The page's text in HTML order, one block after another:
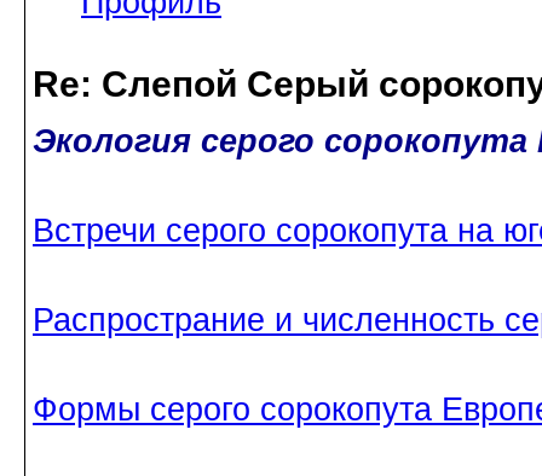
Re: Слепой Серый
Экология серого
Встречи серого сорокопута на
Распространие и численность
Формы серого сорокопута